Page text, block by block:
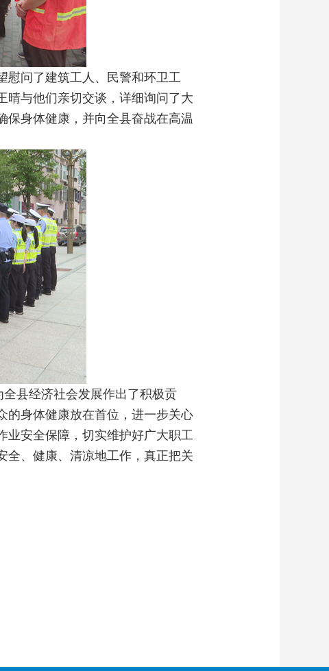
问了建筑工人、民警和环卫工
晴与他们亲切交谈，详细询问了大
保身体健康，并向全县奋战在高温
县经济社会发展作出了积极贡
的身体健康放在首位，进一步关心
业安全保障，切实维护好广大职工
全、健康、清凉地工作，真正把关